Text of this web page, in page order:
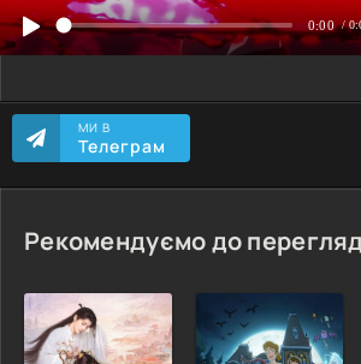
МИ В
Телеграм
Рекомендуємо до